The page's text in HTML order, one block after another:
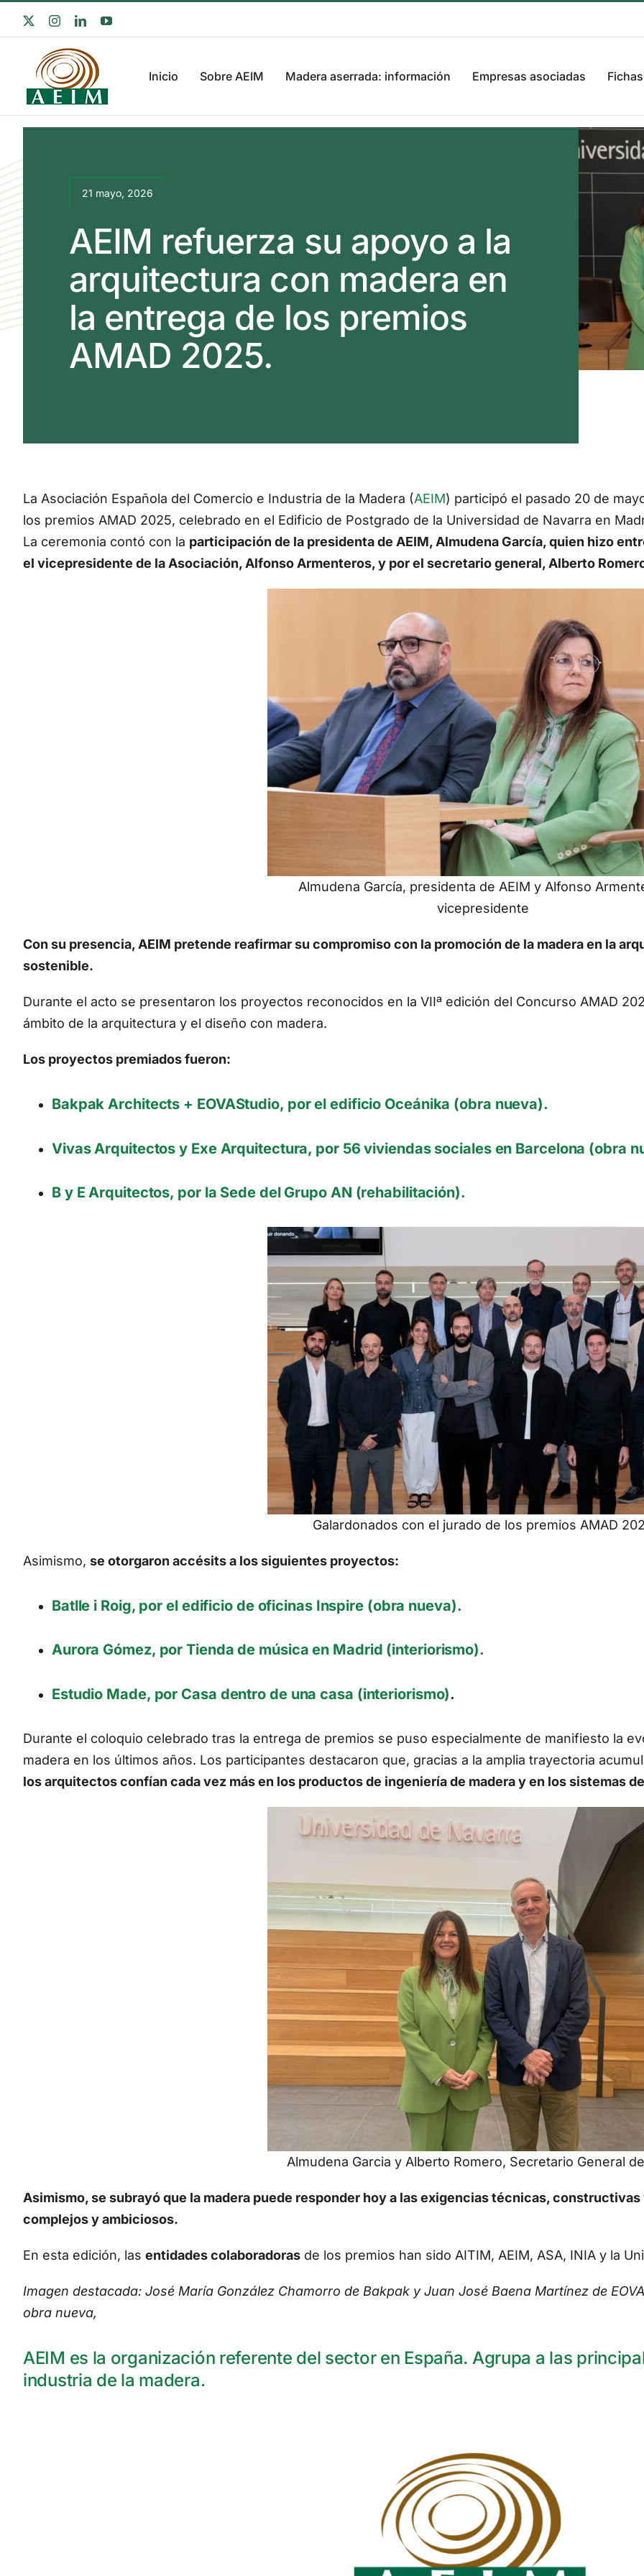
contenido
InstagramLinkedInYouTube
Inicio Sobre AEIM Madera aserrada: información Empresas asociadas
21 mayo, 2026
AEIM refuerza su apoyo a la
arquitectura con madera en
la entrega de los premios
AMAD 2025.
La Asociación Española del Comercio e Industria de la Madera (AEIM) participó el pasado 20 de
los premios AMAD 2025, celebrado en el Edificio de Postgrado de la Universidad de Navarra en
La ceremonia contó con la participación de la presidenta de AEIM, Almudena García, quien hizo
el vicepresidente de la Asociación, Alfonso Armenteros, y por el secretario general, Alberto
Almudena García, presidenta de AEIM y Alfonso
vicepresidente
Con su presencia, AEIM pretende reafirmar su compromiso con la promoción de la madera en la
sostenible.
Durante el acto se presentaron los proyectos reconocidos en la VIIª edición del Concurso AMAD
ámbito de la arquitectura y el diseño con madera.
Los proyectos premiados fueron:
Bakpak Architects + EOVAStudio, por el edificio Oceánika (obra nueva).
Vivas Arquitectos y Exe Arquitectura, por 56 viviendas sociales en Barcelona (obra
B y E Arquitectos, por la Sede del Grupo AN (rehabilitación).
Galardonados con el jurado de los premios AMAD
Asimismo, se otorgaron accésits a los siguientes proyectos:
Batlle i Roig, por el edificio de oficinas Inspire (obra nueva).
Aurora Gómez, por Tienda de música en Madrid (interiorismo).
Estudio Made, por Casa dentro de una casa (interiorismo).
Durante el coloquio celebrado tras la entrega de premios se puso especialmente de manifiesto la
madera en los últimos años. Los participantes destacaron que, gracias a la amplia trayectoria
los arquitectos confían cada vez más en los productos de ingeniería de madera y en los sistemas
Almudena Garcia y Alberto Romero, Secretario General
Asimismo, se subrayó que la madera puede responder hoy a las exigencias técnicas,
complejos y ambiciosos.
En esta edición, las entidades colaboradorasde los premios han sido AITIM, AEIM, ASA, INIA y la
Imagen destacada: José María González Chamorro de Bakpak y Juan José Baena Martínez de
obra nueva,
AEIM es la organización referente del sector en España. Agrupa a las
industria de la madera.